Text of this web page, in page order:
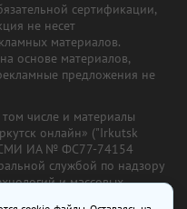
сертификации,
не несет
материалов.
основе материалов,
предложения не
числе и материалы
онлайн» ("Irkutsk
СМИ ИА № ФС77-74154
службой по надзору
и массовых